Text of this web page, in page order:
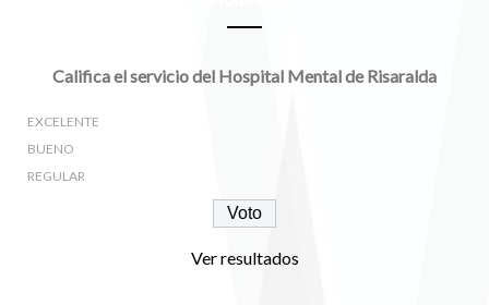
Califica el servicio del Hospital Mental de Risaralda
EXCELENTE
BUENO
REGULAR
Ver resultados